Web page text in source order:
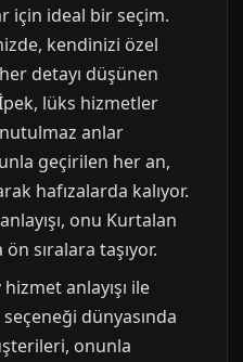
için ideal bir seçim.
kendinizi özel
detayı düşünen
İpek, lüks hizmetler
anlar
geçirilen her an,
hafızalarda kalıyor.
onu Kurtalan
sıralara taşıyor.
anlayışı ile
dünyasında
onunla